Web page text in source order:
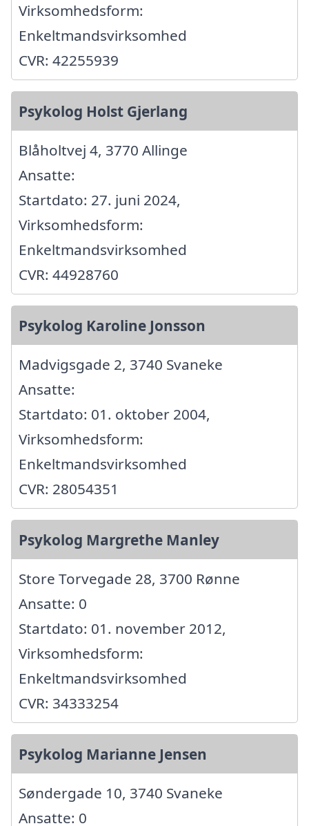
Virksomhedsform:
Enkeltmandsvirksomhed
CVR: 42255939
Psykolog Holst Gjerlang
Blåholtvej 4, 3770 Allinge
Ansatte:
Startdato: 27. juni 2024,
Virksomhedsform:
Enkeltmandsvirksomhed
CVR: 44928760
Psykolog Karoline Jonsson
Madvigsgade 2, 3740 Svaneke
Ansatte:
Startdato: 01. oktober 2004,
Virksomhedsform:
Enkeltmandsvirksomhed
CVR: 28054351
Psykolog Margrethe Manley
Store Torvegade 28, 3700 Rønne
Ansatte: 0
Startdato: 01. november 2012,
Virksomhedsform:
Enkeltmandsvirksomhed
CVR: 34333254
Psykolog Marianne Jensen
Søndergade 10, 3740 Svaneke
Ansatte: 0